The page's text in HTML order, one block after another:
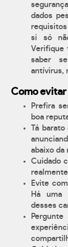
dados
si só
Verifique
saber
antívirus,
Como
Prefira
boa
Tá
abaixo da
Cuidado
Evite
Há uma
desses